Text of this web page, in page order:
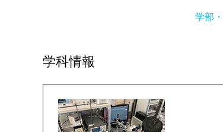
学部
学科情報